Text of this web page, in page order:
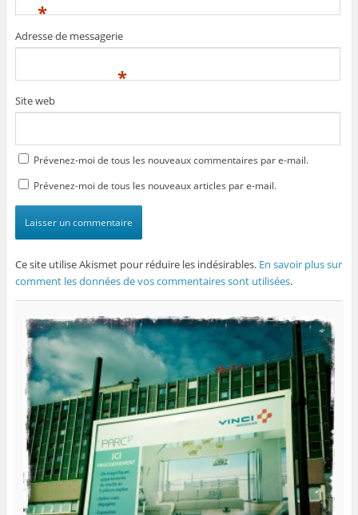
*
Adresse de messagerie
*
Site web
Prévenez-moi de tous les nouveaux commentaires par e-mail.
Prévenez-moi de tous les nouveaux articles par e-mail.
Ce site utilise Akismet pour réduire les indésirables. En savoir plus sur
comment les données de vos commentaires sont utilisées.